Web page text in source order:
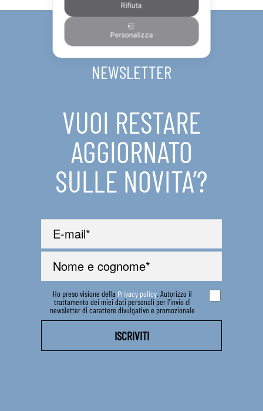
NEWSLETTER
VUOI RESTARE
AGGIORNATO
SULLE NOVITA’?
Ho preso visione della Privacy policy. Autorizzo il
trattamento dei miei dati personali per l’invio di
newsletter di carattere divulgativo e promozionale
Rifiuta
Personalizza